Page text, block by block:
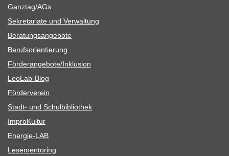
Ganztag/​​AGs
Sekre­ta­riate und Verwaltung
Bera­tungs­an­ge­bote
Berufs­ori­en­tie­rung
Förderangebote/​​Inklusion
Leo­Lab-Blog
För­der­ver­ein
Stadt- und Schulbibliothek
Impro­Kul­tur
Ener­­gie-LAB
Lese­men­to­ring